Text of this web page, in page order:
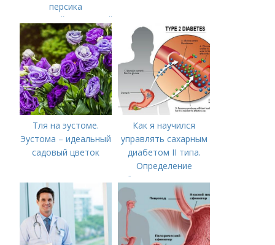
персика
(советский,солнечный,
новость степи,
пушистый ранний)
Тля на эустоме.
Эустома – идеальный
садовый цветок
Как я научился
управлять сахарным
диабетом II типа.
Определение
болезни. Причины
заболевания